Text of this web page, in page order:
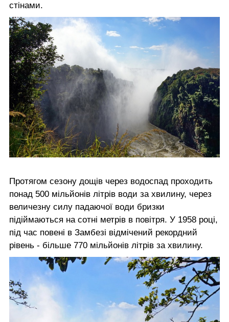
стінами.
Протягом сезону дощів через водоспад проходить
понад 500 мільйонів літрів води за хвилину, через
величезну силу падаючої води бризки
підіймаються на сотні метрів в повітря. У 1958 році,
під час повені в Замбезі відмічений рекордний
рівень - більше 770 мільйонів літрів за хвилину.